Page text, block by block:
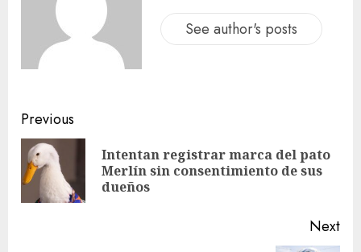
See author's posts
Previous
Intentan registrar marca del pato
Merlín sin consentimiento de sus
dueños
Next